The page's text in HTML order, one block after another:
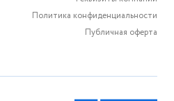
Политика конфиденциальности
Публичная оферта